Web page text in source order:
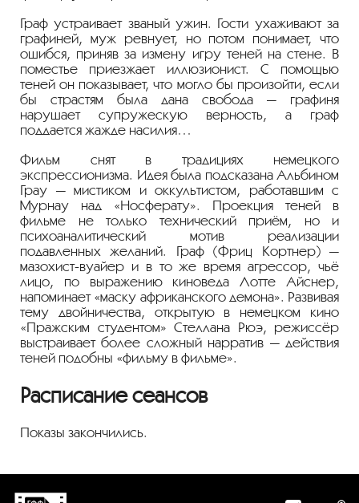
Граф устраивает званый ужин. Гости ухаживают за
графиней, муж ревнует, но потом понимает, что
ошибся, приняв за измену игру теней на стене. В
поместье приезжает иллюзионист. С помощью
теней он показывает, что могло бы произойти, если
бы страстям была дана свобода — графиня
нарушает супружескую верность, а граф
поддается жажде насилия…
Фильм снят в традициях немецкого
экспрессионизма. Идея была подсказана Альбином
Грау — мистиком и оккультистом, работавшим с
Мурнау над «Носферату». Проекция теней в
фильме не только технический приём, но и
психоаналитический мотив реализации
подавленных желаний. Граф (Фриц Кортнер) —
мазохист-вуайер и в то же время агрессор, чьё
лицо, по выражению киноведа Лотте Айснер,
напоминает «маску африканского демона». Развивая
тему двойничества, открытую в немецком кино
«Пражским студентом» Стеллана Рюэ, режиссёр
выстраивает более сложный нарратив — действия
теней подобны «фильму в фильме».
Расписание сеансов
Показы закончились.